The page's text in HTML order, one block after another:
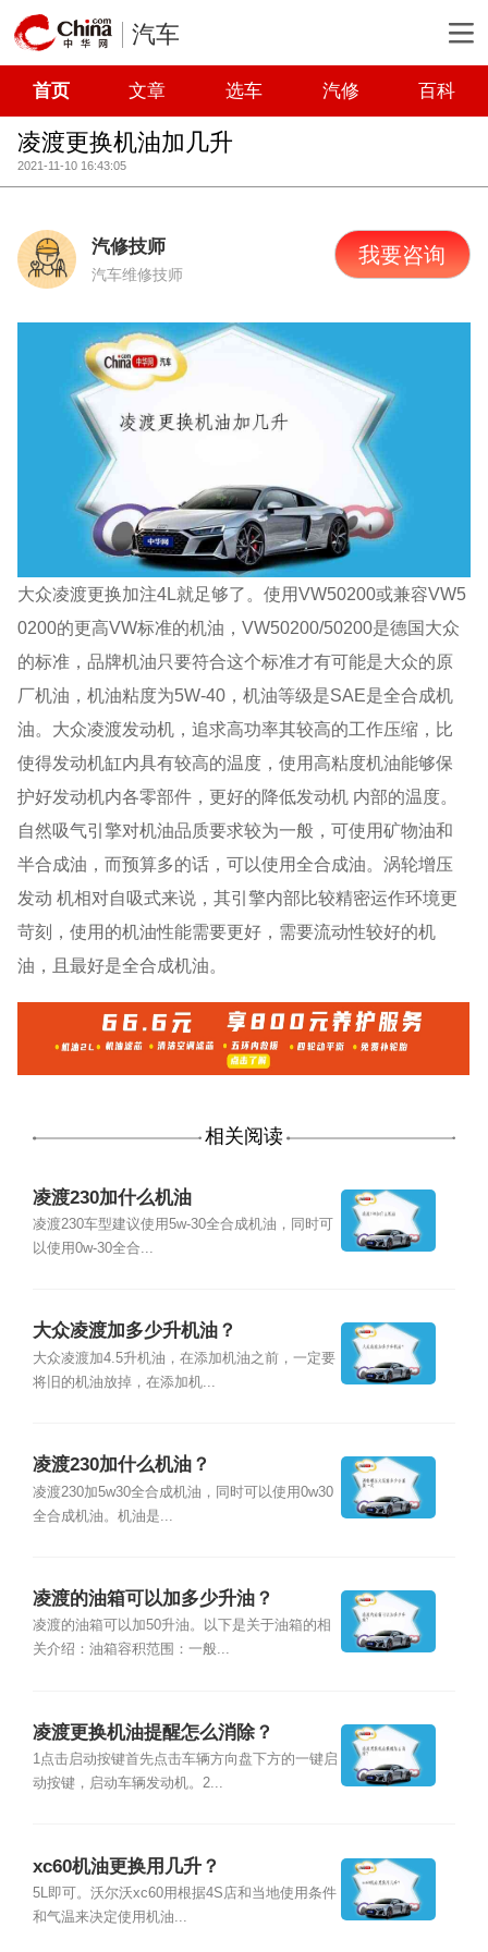
汽车
首页 文章 选车 汽修 百科
凌渡更换机油加几升
2021-11-10 16:43:05
汽修技师
汽车维修技师
我要咨询
大众凌渡更换加注4L就足够了。使用VW50200或兼容VW5
0200的更高VW标准的机油，VW50200/50200是德国大众
的标准，品牌机油只要符合这个标准才有可能是大众的原
厂机油，机油粘度为5W-40，机油等级是SAE是全合成机
油。大众凌渡发动机，追求高功率其较高的工作压缩，比
使得发动机缸内具有较高的温度，使用高粘度机油能够保
护好发动机内各零部件，更好的降低发动机 内部的温度。
自然吸气引擎对机油品质要求较为一般，可使用矿物油和
半合成油，而预算多的话，可以使用全合成油。涡轮增压
发动 机相对自吸式来说，其引擎内部比较精密运作环境更
苛刻，使用的机油性能需要更好，需要流动性较好的机
油，且最好是全合成机油。
相关阅读
凌渡230加什么机油
凌渡230车型建议使用5w-30全合成机油，同时可
以使用0w-30全合...
大众凌渡加多少升机油？
大众凌渡加4.5升机油，在添加机油之前，一定要
将旧的机油放掉，在添加机...
凌渡230加什么机油？
凌渡230加5w30全合成机油，同时可以使用0w30
全合成机油。机油是...
凌渡的油箱可以加多少升油？
凌渡的油箱可以加50升油。以下是关于油箱的相
关介绍：油箱容积范围：一般...
凌渡更换机油提醒怎么消除？
1点击启动按键首先点击车辆方向盘下方的一键启
动按键，启动车辆发动机。2...
xc60机油更换用几升？
5L即可。沃尔沃xc60用根据4S店和当地使用条件
和气温来决定使用机油...